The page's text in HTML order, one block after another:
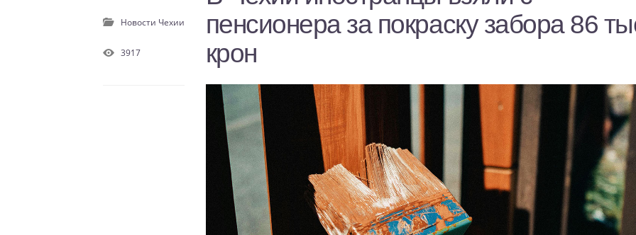
пенсионера за покраску забора 86
крон
Новости Чехии
3917